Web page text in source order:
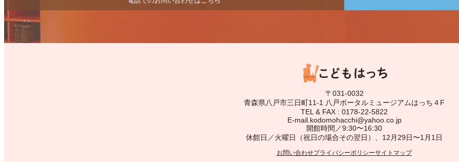
〒031-0032
青森県八戸市三日町11-1 八戸ポータルミュージアムはっち４F
TEL & FAX : 0178-22-5822
E-mail.kodomohacchi@yahoo.co.jp
開館時間／9:30〜16:30
休館日／火曜日（祝日の場合その翌日）、12月29日〜1月1日
お問い合わせプライバシーポリシーサイトマップ